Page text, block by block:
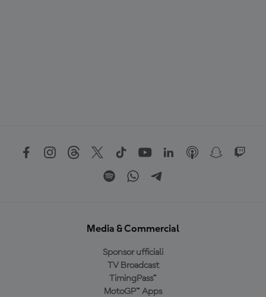
Media & Commercial
Sponsor ufficiali
TV Broadcast
TimingPass™
MotoGP™ Apps